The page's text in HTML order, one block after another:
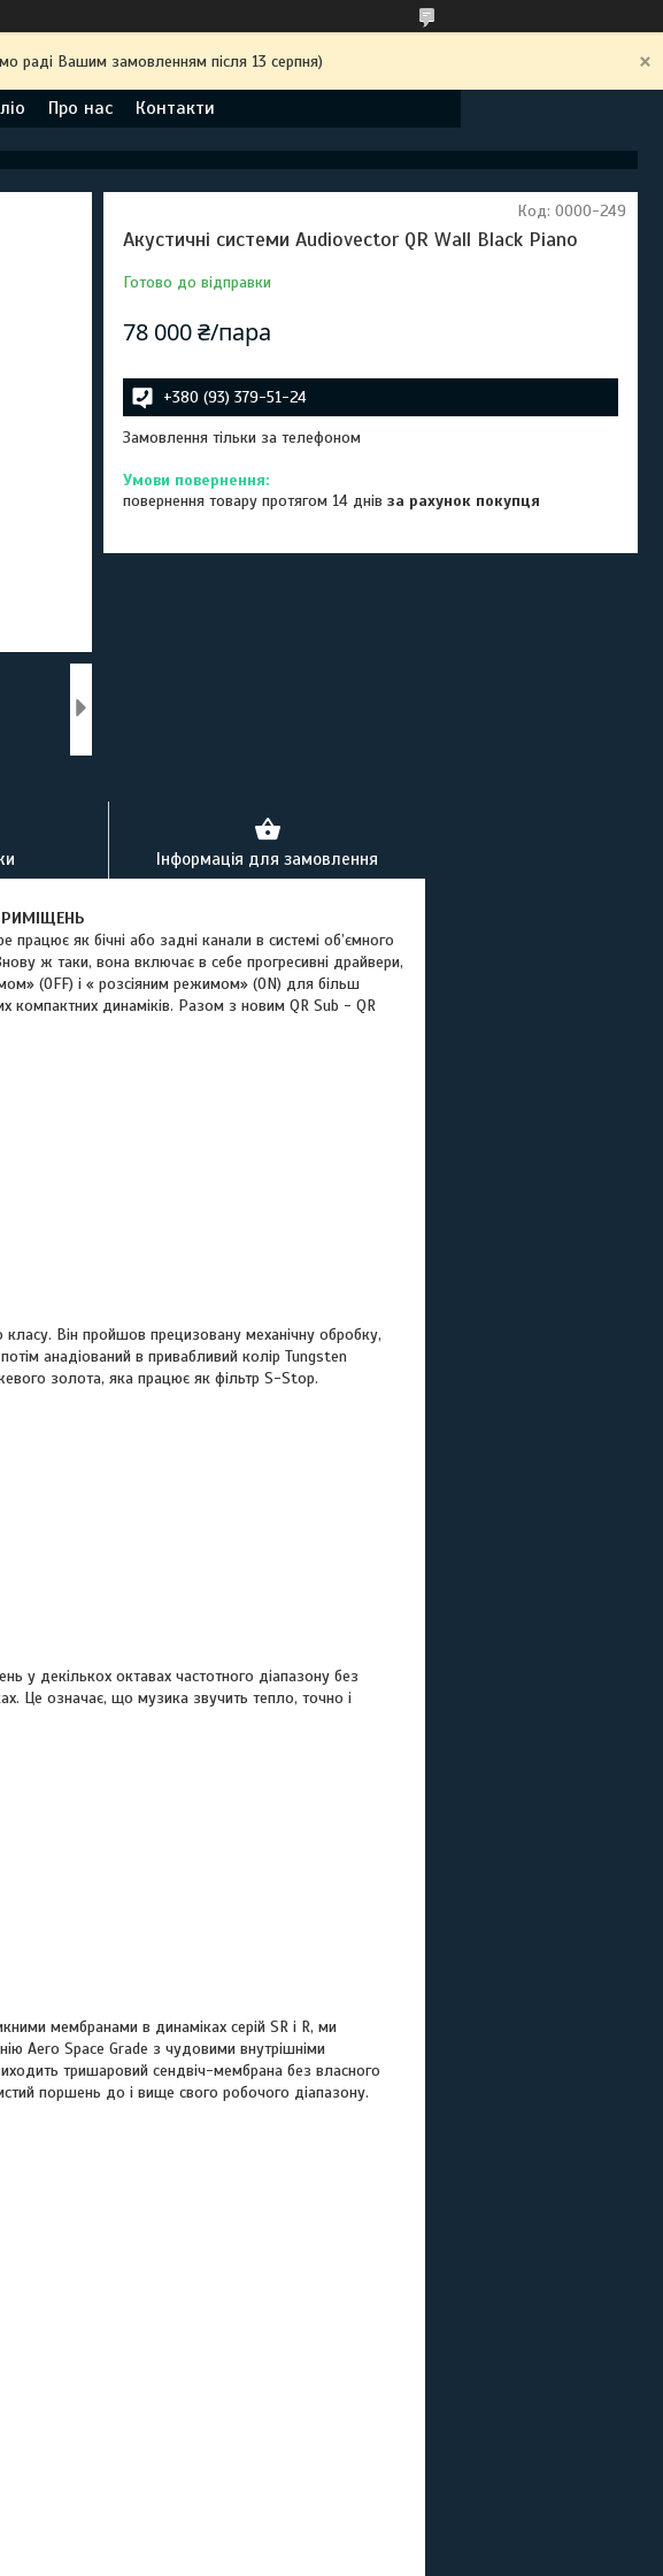
раді Вашим замовленням після 13 серпня)
Про нас Контакти
Акустичні системи Audiovector QR Wall Black Piano
Готово до відправки
Код: 0000-249
78 000 ₴/пара
+380 (93) 379-51-24
Замовлення тільки за телефоном
повернення товару протягом 14 днівза рахунок покупця
Інформація для замовлення
як бічні або задні канали в системі об’ємного
ж таки, вона включає в себе прогресивні драйвери,
(OFF) і « розсіяним режимом» (ON) для більш
компактних динаміків. Разом з новим QR Sub - QR
Він пройшов прецизовану механічну обробку,
анадіований в привабливий колір Tungsten
золота, яка працює як фільтр S-Stop.
у декількох октавах частотного діапазону без
Це означає, що музика звучить тепло, точно і
мембранами в динаміках серій SR і R, ми
Aero Space Grade з чудовими внутрішніми
тришаровий сендвіч-мембрана без власного
поршень до і вище свого робочого діапазону.